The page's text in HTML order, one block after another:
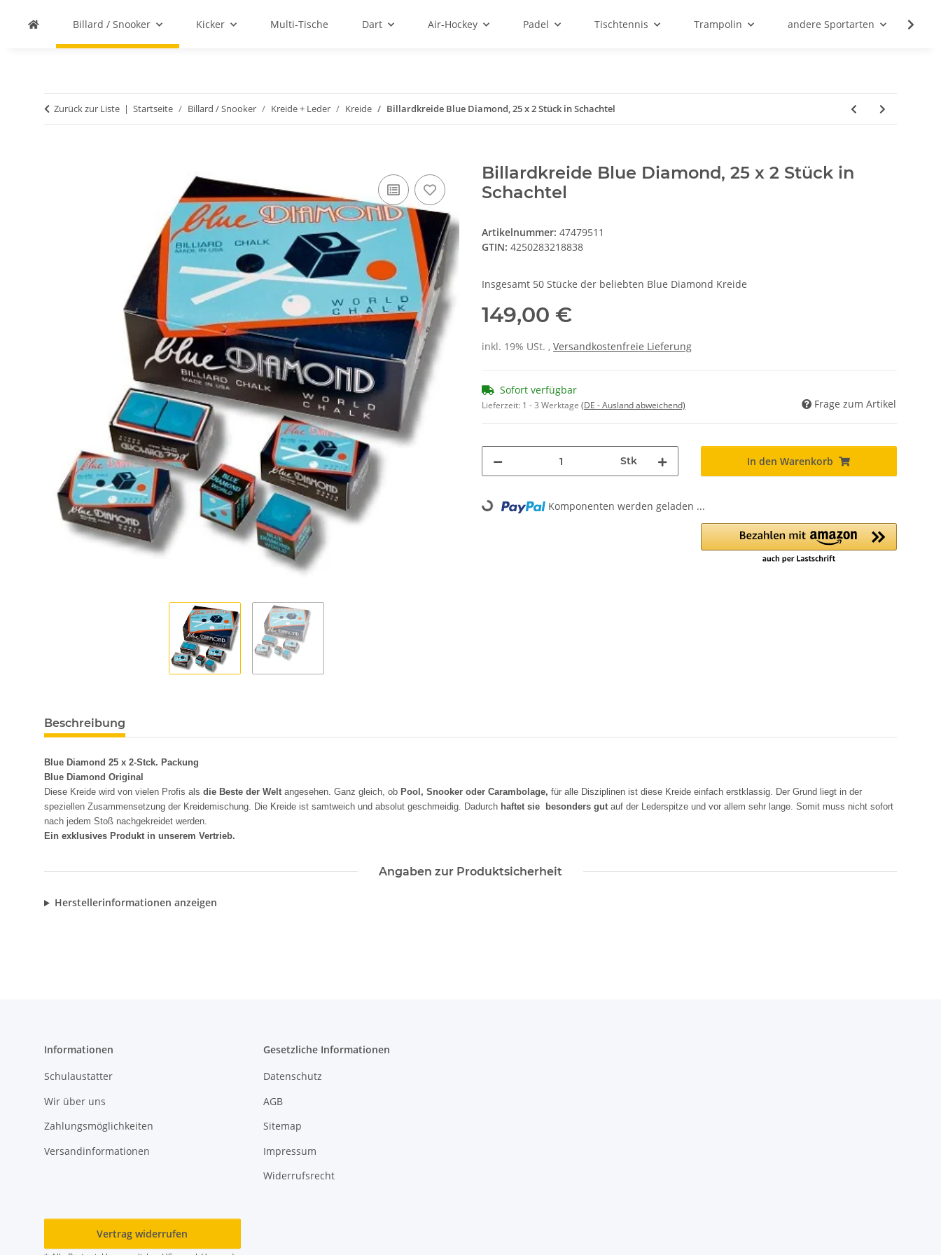
Billard / Snooker Kicker Multi-Tische Dart Air-Hockey Padel Tischtennis Trampolin andere Sportarten
Zurück zur Liste Startseite Billard / Snooker Kreide + Leder Kreide Billardkreide Blue Diamond, 25 x 2 Stück in Schachtel
Billardkreide Blue Diamond, 25 x 2 Stück in
Schachtel
Artikelnummer: 47479511
GTIN: 4250283218838
Insgesamt 50 Stücke der beliebten Blue Diamond Kreide
149,00 €
inkl. 19% USt. , Versandkostenfreie Lieferung
Sofort verfügbar
Lieferzeit: 1 - 3 Werktage (DE - Ausland abweichend) Frage zum Artikel
Stk In den Warenkorb
Loading... Komponenten werden geladen ...
Beschreibung
Blue Diamond 25 x 2-Stck. Packung
Blue Diamond Original
Diese Kreide wird von vielen Profis als die Beste der Welt angesehen. Ganz gleich, ob Pool, Snooker oder Carambolage, für alle Disziplinen ist diese Kreide einfach erstklassig. Der Grund liegt in der
speziellen Zusammensetzung der Kreidemischung. Die Kreide ist samtweich und absolut geschmeidig. Dadurch haftet sie besonders gut auf der Lederspitze und vor allem sehr lange. Somit muss nicht sofort
nach jedem Stoß nachgekreidet werden.
Ein exklusives Produkt in unserem Vertrieb.
Angaben zur Produktsicherheit
Herstellerinformationen anzeigen
Informationen
Schulaustatter
Wir über uns
Zahlungsmöglichkeiten
Versandinformationen
Gesetzliche Informationen
Datenschutz
AGB
Sitemap
Impressum
Widerrufsrecht
Vertrag widerrufen